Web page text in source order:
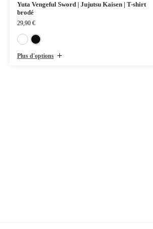
Yuta Vengeful Sword | Jujutsu Kaisen | T-shirt
brodé
29,90 €
Plus d'options